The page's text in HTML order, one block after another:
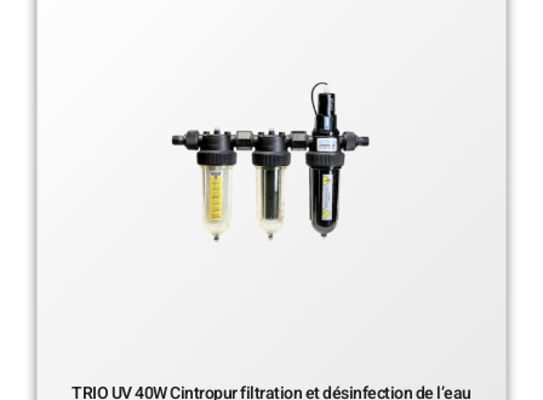
TRIO UV 40W Cintropur filtration et désinfection de l’eau